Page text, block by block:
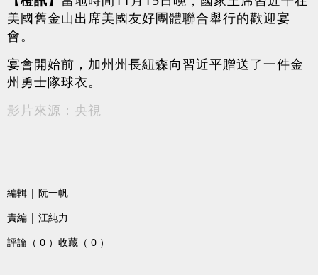
美國舊金山出席美國友好團體聯合舉行的歡迎宴
會。
宴會開始前，加州州長紐森向習近平贈送了一件金
州勇士隊球衣。
影片來源：央視
編輯 | 阮一帆
責編 | 江純力
評論（ 0 ） 收藏（ 0 ）